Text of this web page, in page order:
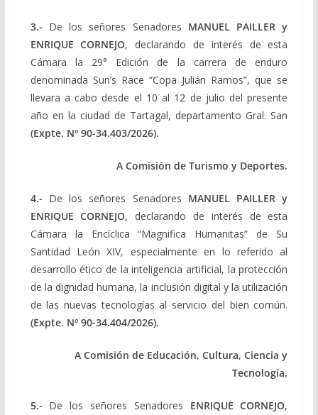
3.- De los señores Senadores MANUEL PAILLER y
ENRIQUE CORNEJO, declarando de interés de esta
Cámara la 29° Edición de la carrera de enduro
denominada Sun’s Race “Copa Julián Ramos”, que se
llevara a cabo desde el 10 al 12 de julio del presente
año en la ciudad de Tartagal, departamento Gral. San
(Expte. Nº 90-34.403/2026).
A Comisión de Turismo y Deportes.
4.- De los señores Senadores MANUEL PAILLER y
ENRIQUE CORNEJO, declarando de interés de esta
Cámara la Encíclica “Magnifica Humanitas” de Su
Santidad León XIV, especialmente en lo referido al
desarrollo ético de la inteligencia artificial, la protección
de la dignidad humana, la inclusión digital y la utilización
de las nuevas tecnologías al servicio del bien común.
(Expte. Nº 90-34.404/2026).
A Comisión de Educación, Cultura, Ciencia y
Tecnología.
5.- De los señores Senadores ENRIQUE CORNEJO,